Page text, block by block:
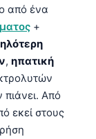
από ένα
+
, ηπατική
πιάνει. Από
εκεί στους